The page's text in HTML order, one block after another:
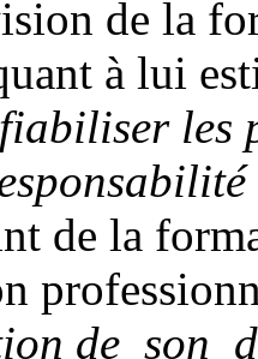
de la
à lui
les
de la
de son